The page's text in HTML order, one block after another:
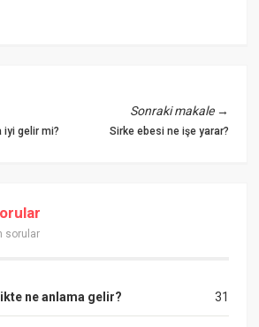
iyi gelir mi?
Sonraki makale→
Sirke ebesi ne işe yarar?
sorular
31
ne anlama gelir?